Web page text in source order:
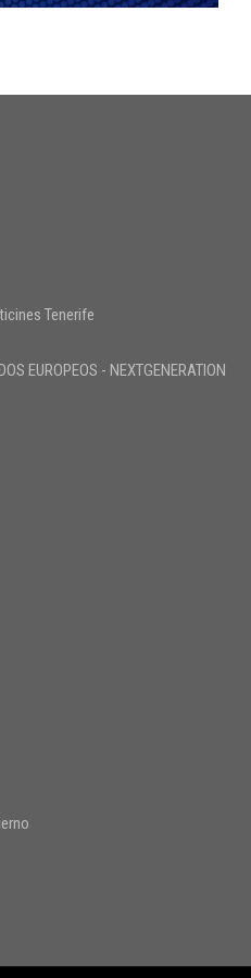
Tenerife
EUROPEOS - NEXTGENERATION